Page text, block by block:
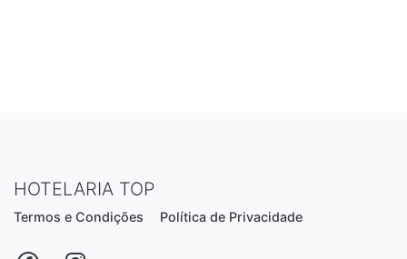
HOTELARIA TOP
Termos e Condições Política de Privacidade